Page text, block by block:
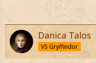
Danica Talos
VS Gryffindor